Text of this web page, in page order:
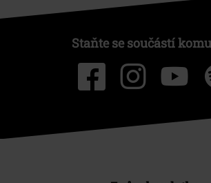
Staňte se součástí